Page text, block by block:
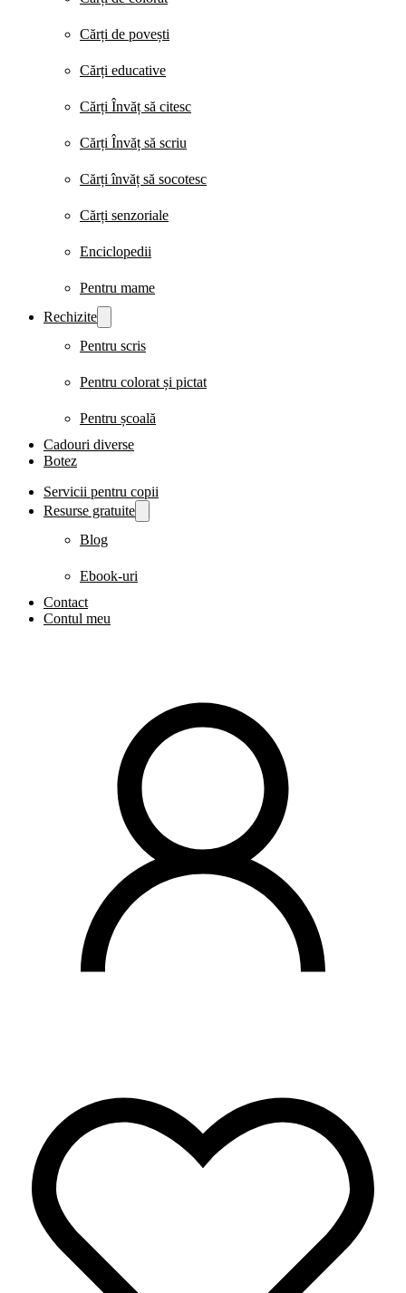
Cărți de povești
Cărți educative
Cărți Învăț să citesc
Cărți Învăț să scriu
Cărți învăț să socotesc
Cărți senzoriale
Enciclopedii
Pentru mame
Rechizite
Pentru scris
Pentru colorat și pictat
Pentru școală
Cadouri diverse
Botez
Servicii pentru copii
Resurse gratuite
Blog
Ebook-uri
Contact
Contul meu